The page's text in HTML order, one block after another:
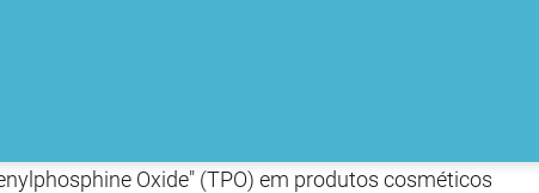
Oxide" (TPO) em produtos cosméticos